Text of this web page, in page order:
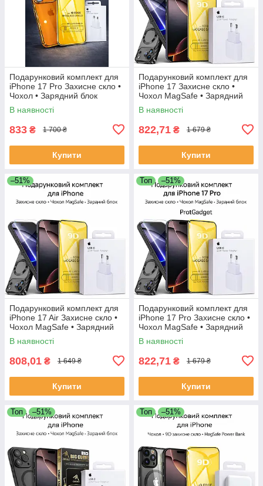
Подарунковий комплект для
iPhone 17 Pro Захисне скло •
Чохол • Зарядний блок
В наявності
833 ₴ 1 700 ₴
Купити
Подарунковий комплект для
iPhone 17 Захисне скло •
Чохол MagSafe • Зарядний
блок
В наявності
822,71 ₴ 1 679 ₴
Купити
–51%
Подарунковий комплект для
iPhone 17 Air Захисне скло •
Чохол MagSafe • Зарядний
блок
В наявності
808,01 ₴ 1 649 ₴
Купити
Топ –51%
Подарунковий комплект для
iPhone 17 Pro Захисне скло •
Чохол MagSafe • Зарядний
блок
В наявності
822,71 ₴ 1 679 ₴
Купити
Топ –51% Топ –51%